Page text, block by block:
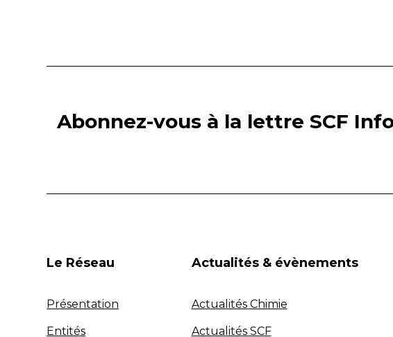
Abonnez-vous à la lettre SCF
Le Réseau
Présentation
Entités
Actualités & évènements
Actualités Chimie
Actualités SCF